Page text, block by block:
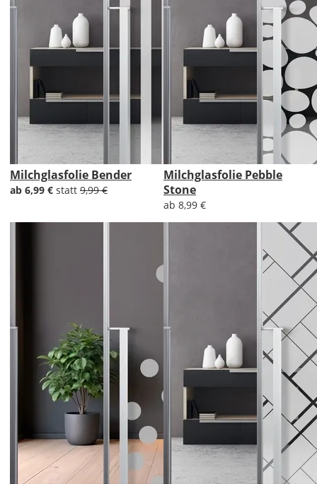
Milchglasfolie Bender
ab 6,99 € statt 9,99 €
Milchglasfolie Pebble
Stone
ab 8,99 €